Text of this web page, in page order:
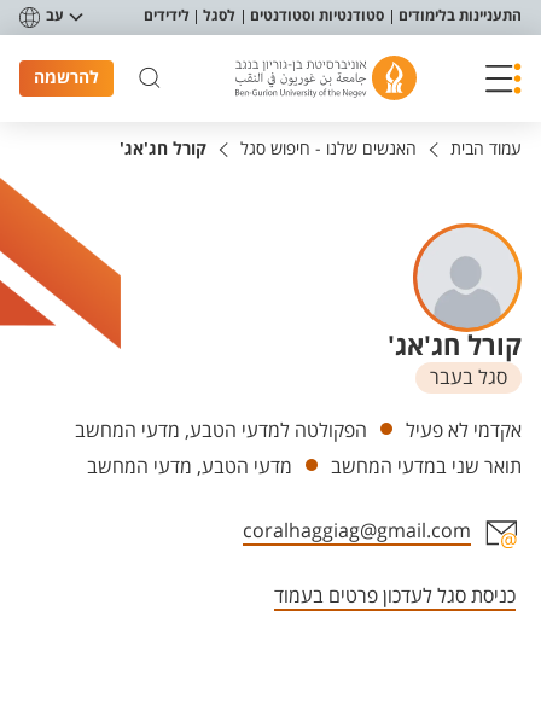
תפריט נגישות
התעניינות בלימודים סטודנטיות וסטודנטים לסגל לידידים עב
להרשמה
עמוד הבית האנשים שלנו - חיפוש סגל קורל חג'אג'
קורל חג'אג'
סגל בעבר
יחידות
אקדמי לא פעיל
הפקולטה למדעי הטבע, מדעי המחשב
תואר שני במדעי המחשב
מדעי הטבע, מדעי המחשב
coralhaggiag@gmail.com
כניסת סגל לעדכון פרטים בעמוד